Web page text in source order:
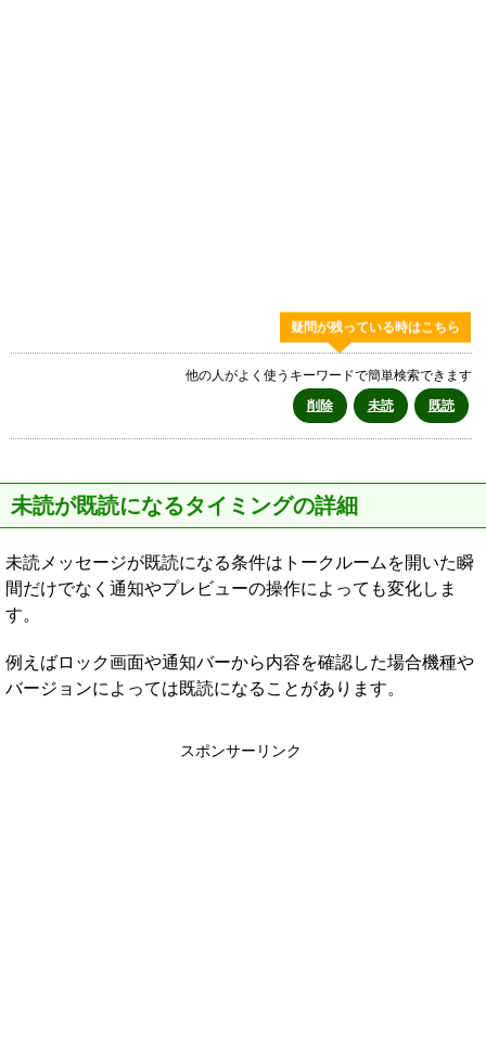
疑問が残っている時はこちら
他の人がよく使うキーワードで簡単検索できます
削除
未読 既読
未読が既読になるタイミングの詳細
未読メッセージが既読になる条件はトークルームを開いた瞬
間だけでなく通知やプレビューの操作によっても変化しま
す。
例えばロック画面や通知バーから内容を確認した場合機種や
バージョンによっては既読になることがあります。
スポンサーリンク